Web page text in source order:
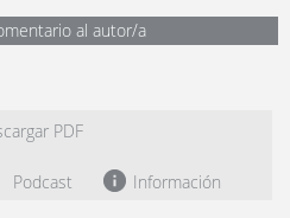
al autor/a
PDF
Podcast Información